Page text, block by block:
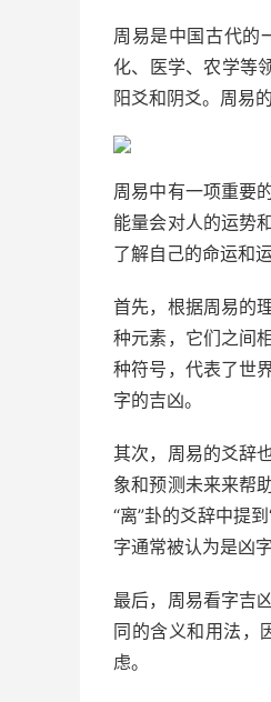
周易是中国古代的
化、医学、农学等
阳爻和阴爻。周易
周易中有一项重要
能量会对人的运势
了解自己的命运和运
首先，根据周易的
种元素，它们之间
种符号，代表了世
字的吉凶。
其次，周易的爻辞
象和预测未来来帮
“离”卦的爻辞中提
字通常被认为是凶字
最后，周易看字吉
同的含义和用法，
虑。